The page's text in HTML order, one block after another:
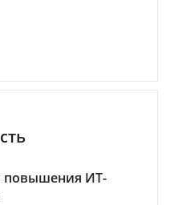
повышения ИТ-